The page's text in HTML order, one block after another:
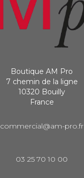
Boutique AM Pro
7 chemin de la ligne
10320 Bouilly
France
commercial@am-pro.fr
03 25 70 10 00